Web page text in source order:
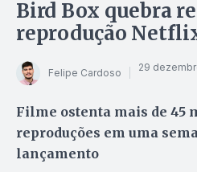
Bird Box quebra
reprodução
Felipe Cardoso 29
Filme ostenta mais de 45
reproduções em uma
lançamento